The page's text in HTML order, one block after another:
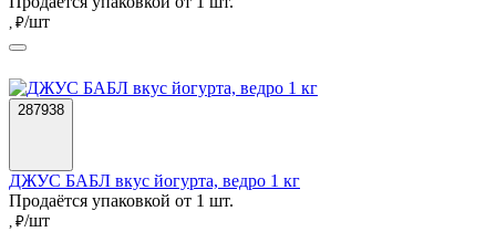
, ₽/шт
287938
ДЖУС БАБЛ вкус йогурта, ведро 1 кг
Продаётся упаковкой от 1 шт.
, ₽/шт